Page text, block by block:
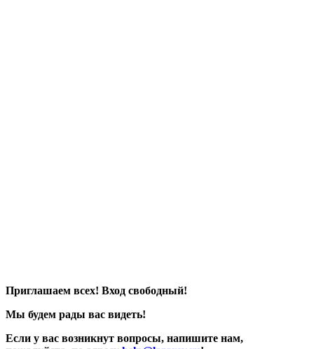
Приглашаем всех! Вход свободный!
Мы будем рады вас видеть!
Если у вас возникнут вопросы, напишите нам,